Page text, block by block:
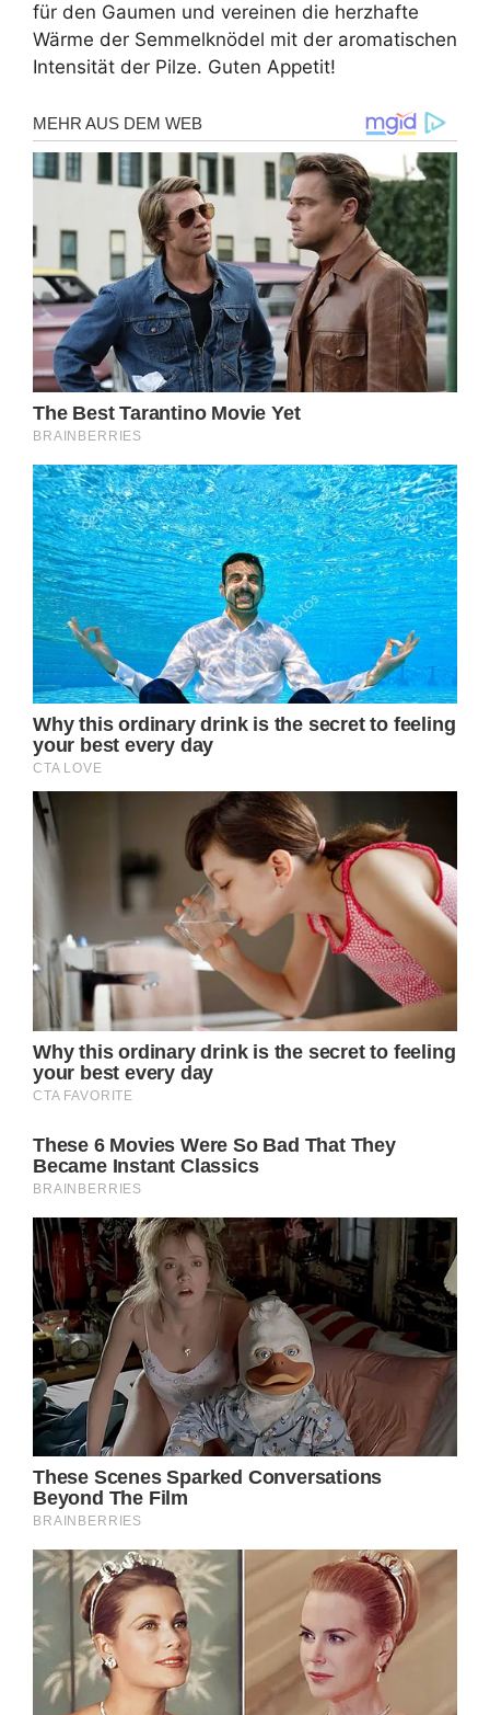
für den Gaumen und vereinen die herzhafte
Wärme der Semmelknödel mit der aromatischen
Intensität der Pilze. Guten Appetit!